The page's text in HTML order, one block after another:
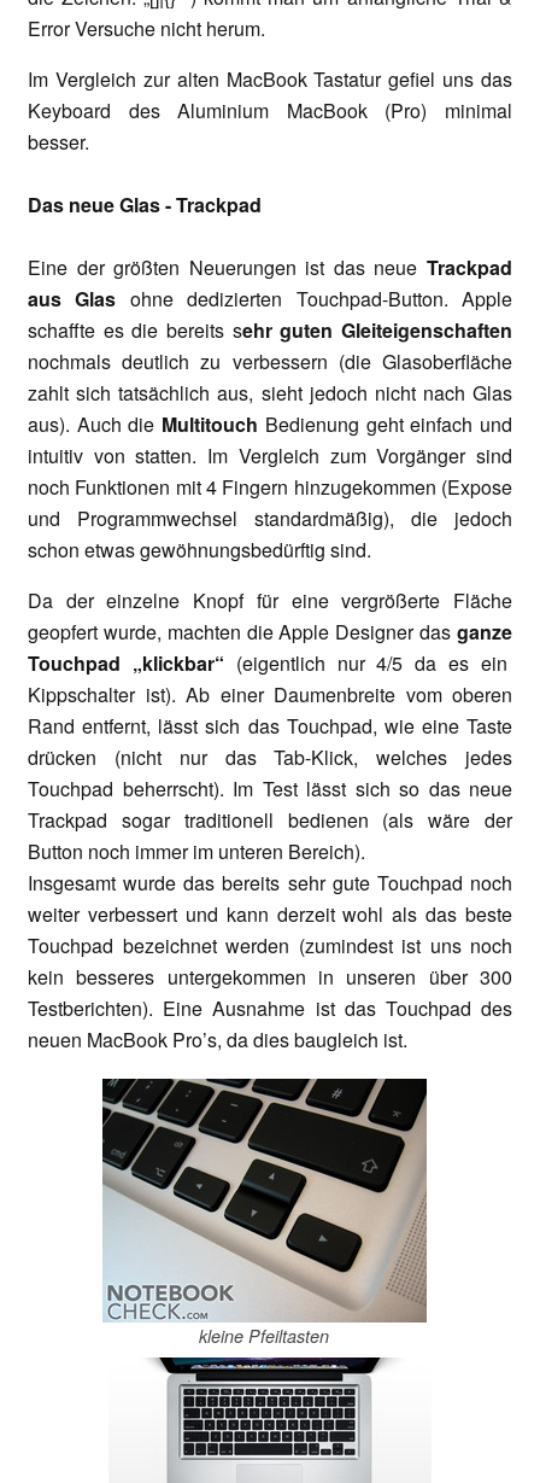
Error Versuche nicht herum.
Im Vergleich zur alten MacBook Tastatur gefiel uns das
Keyboard des Aluminium MacBook (Pro) minimal
besser.
Das neue Glas - Trackpad
Eine der größten Neuerungen ist das neue Trackpad
aus Glas ohne dedizierten Touchpad-Button. Apple
schaffte es die bereits sehr guten Gleiteigenschaften
nochmals deutlich zu verbessern (die Glasoberfläche
zahlt sich tatsächlich aus, sieht jedoch nicht nach Glas
aus). Auch die Multitouch Bedienung geht einfach und
intuitiv von statten. Im Vergleich zum Vorgänger sind
noch Funktionen mit 4 Fingern hinzugekommen (Expose
und Programmwechsel standardmäßig), die jedoch
schon etwas gewöhnungsbedürftig sind.
Da der einzelne Knopf für eine vergrößerte Fläche
geopfert wurde, machten die Apple Designer das ganze
Touchpad „klickbar“ (eigentlich nur 4/5 da es ein
Kippschalter ist). Ab einer Daumenbreite vom oberen
Rand entfernt, lässt sich das Touchpad, wie eine Taste
drücken (nicht nur das Tab-Klick, welches jedes
Touchpad beherrscht). Im Test lässt sich so das neue
Trackpad sogar traditionell bedienen (als wäre der
Button noch immer im unteren Bereich).
Insgesamt wurde das bereits sehr gute Touchpad noch
weiter verbessert und kann derzeit wohl als das beste
Touchpad bezeichnet werden (zumindest ist uns noch
kein besseres untergekommen in unseren über 300
Testberichten). Eine Ausnahme ist das Touchpad des
neuen MacBook Pro’s, da dies baugleich ist.
kleine Pfeiltasten